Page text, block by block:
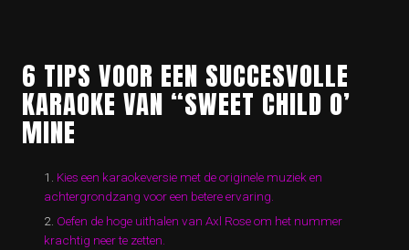
6 TIPS VOOR EEN SUCCESVOLLE
KARAOKE VAN “SWEET CHILD O’
MINE
Kies een karaokeversie met de originele muziek en
achtergrondzang voor een betere ervaring.
Oefen de hoge uithalen van Axl Rose om het nummer
krachtig neer te zetten.